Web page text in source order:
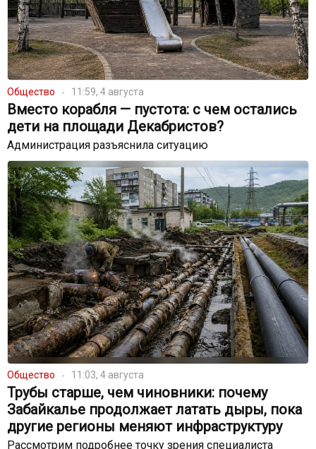
Общество 11:59, 4 августа
Вместо корабля — пустота: с чем остались
дети на площади Декабристов?
Администрация разъяснила ситуацию
Общество 11:03, 4 августа
Трубы старше, чем чиновники: почему
Забайкалье продолжает латать дыры, пока
другие регионы меняют инфраструктуру
Рассмотрим подробнее точку зрения специалиста